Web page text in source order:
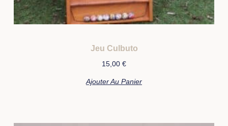
Jeu Culbuto
15,00 €
Ajouter Au Panier